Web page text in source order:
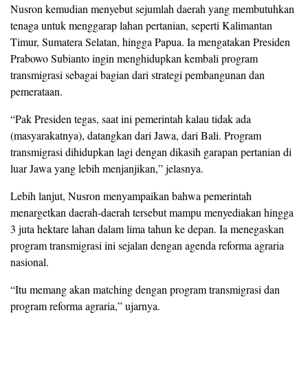
Nusron kemudian menyebut sejumlah daerah yang membutuhkan
tenaga untuk menggarap lahan pertanian, seperti Kalimantan
Timur, Sumatera Selatan, hingga Papua. Ia mengatakan Presiden
Prabowo Subianto ingin menghidupkan kembali program
transmigrasi sebagai bagian dari strategi pembangunan dan
pemerataan.
“Pak Presiden tegas, saat ini pemerintah kalau tidak ada
(masyarakatnya), datangkan dari Jawa, dari Bali. Program
transmigrasi dihidupkan lagi dengan dikasih garapan pertanian di
luar Jawa yang lebih menjanjikan,” jelasnya.
Lebih lanjut, Nusron menyampaikan bahwa pemerintah
menargetkan daerah-daerah tersebut mampu menyediakan hingga
3 juta hektare lahan dalam lima tahun ke depan. Ia menegaskan
program transmigrasi ini sejalan dengan agenda reforma agraria
nasional.
“Itu memang akan matching dengan program transmigrasi dan
program reforma agraria,” ujarnya.